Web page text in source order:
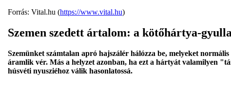
Forrás: Vital.hu (https://www.vital.hu)
Szemen szedett ártalom: a kötőhártya-
Szemünket számtalan apró hajszálér hálózza be, melyeket
áramlik vér. Más a helyzet azonban, ha ezt a hártyát valamilyen
húsvéti nyusziéhoz válik hasonlatossá.